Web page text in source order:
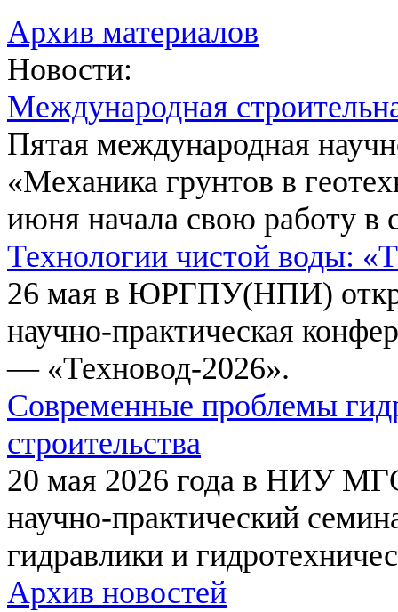
Архив материалов
Новости:
Международная
Пятая международная
«Механика грунтов в
июня начала свою работу в
Технологии чистой воды:
26 мая в ЮРГПУ(НПИ)
научно-практическая
— «Техновод-2026».
Современные проблемы
строительства
20 мая 2026 года в НИУ
научно-практический
гидравлики и
Архив новостей